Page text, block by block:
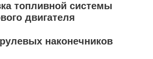
топливной системы
двигателя
наконечников